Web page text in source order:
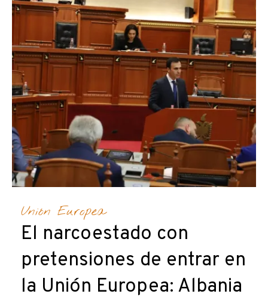
Unión Europea
El narcoestado con
pretensiones de entrar en
la Unión Europea: Albania